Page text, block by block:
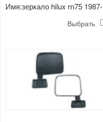
Имя:зеркало hilux rn75 1987-
Выбрать